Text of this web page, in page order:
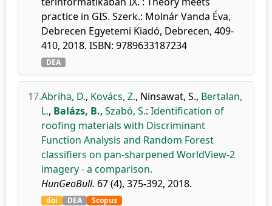
practice in GIS. Szerk.: Molnár Vanda Éva,
Debrecen Egyetemi Kiadó, Debrecen, 409-
410, 2018. ISBN: 9789633187234
DEA
17.Abriha, D., Kovács, Z., Ninsawat, S., Bertalan,
L., Balázs, B., Szabó, S.: Identification of
roofing materials with Discriminant
Function Analysis and Random Forest
classifiers on pan-sharpened WorldView-2
imagery - a comparison.
HunGeoBull. 67 (4), 375-392, 2018.
doi DEA Scopus